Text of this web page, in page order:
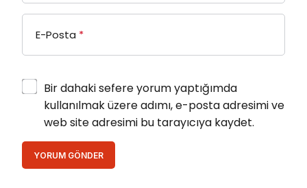
E-Posta *
Bir dahaki sefere yorum yaptığımda
kullanılmak üzere adımı, e-posta adresimi ve
web site adresimi bu tarayıcıya kaydet.
YORUM GÖNDER